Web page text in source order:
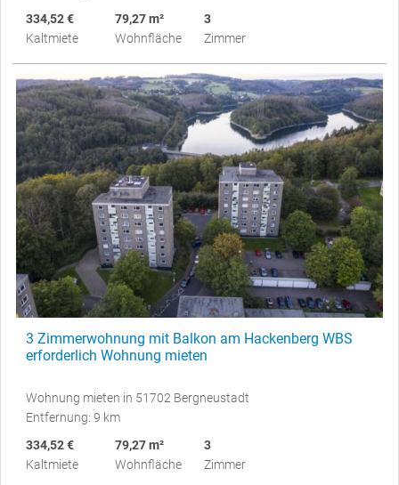
334,52 €
Kaltmiete
79,27 m²
Wohnfläche
3
Zimmer
3 Zimmerwohnung mit Balkon am Hackenberg WBS
erforderlich Wohnung mieten
Wohnung mieten in 51702 Bergneustadt
Entfernung: 9 km
334,52 €
Kaltmiete
79,27 m²
Wohnfläche
3
Zimmer